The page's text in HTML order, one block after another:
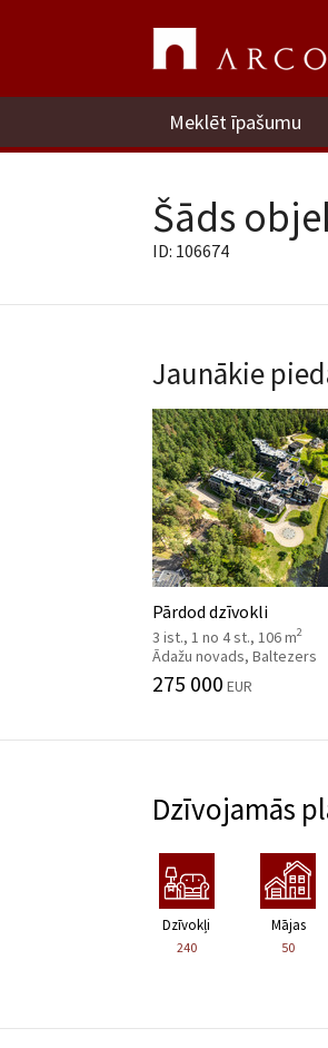
Meklēt īpašumu
Šāds
ID: 106674
Jaunākie
Pārdod dzīvokli
3 ist., 1 no 4 st., 106 m2
Ādažu novads, Baltezers
275 000 EUR
Dzīvojamās
Dzīvokļi
240
Mājas
50